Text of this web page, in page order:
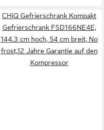
CHiQ Gefrierschrank Kompakt
Gefrierschrank FSD166NE4E,
144.3 cm hoch, 54 cm breit, No
frost,12 Jahre Garantie auf den
Kompressor